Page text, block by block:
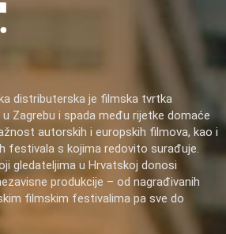
distributerska je filmska tvrtka
Zagrebu i spada među rijetke domaće
autorskih i europskih filmova, kao i
festivala s kojima redovito surađuje.
gledateljima u Hrvatskoj donosi
produkcije – od nagrađivanih
filmskim festivalima pa sve do